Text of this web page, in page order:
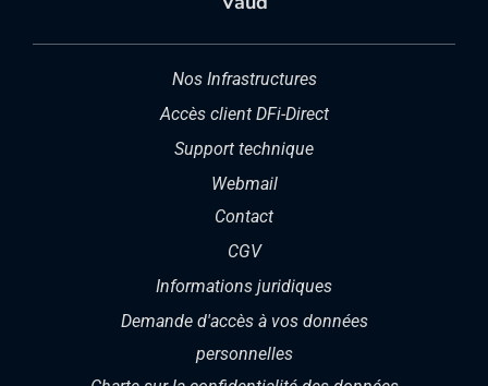
Nos Infrastructures
Accès client DFi-Direct
Support technique
Webmail
Contact
CGV
Informations juridiques
Demande d'accès à vos données
personnelles